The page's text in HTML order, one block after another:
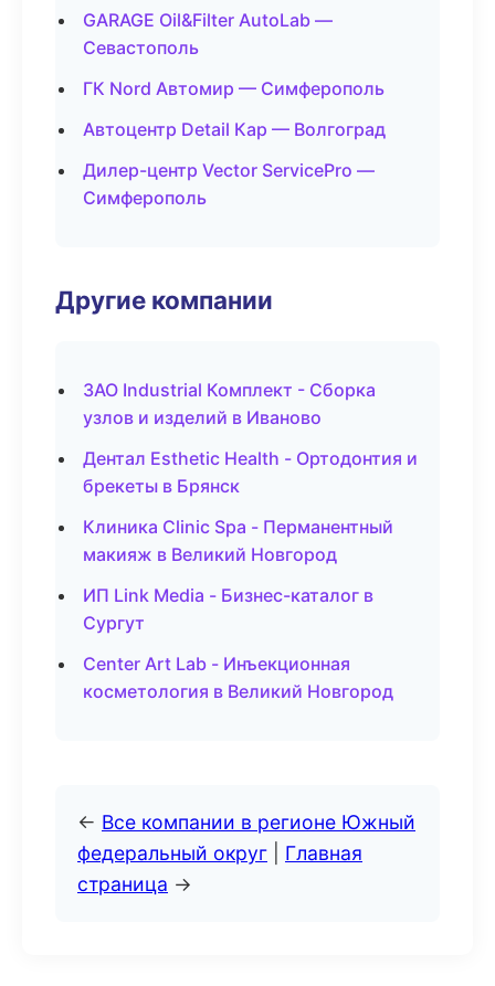
GARAGE Oil&Filter AutoLab —
Севастополь
ГК Nord Автомир — Симферополь
Автоцентр Detail Кар — Волгоград
Дилер-центр Vector ServicePro —
Симферополь
Другие компании
ЗАО Industrial Комплект - Сборка
узлов и изделий в Иваново
Дентал Esthetic Health - Ортодонтия и
брекеты в Брянск
Клиника Clinic Spa - Перманентный
макияж в Великий Новгород
ИП Link Media - Бизнес-каталог в
Сургут
Center Art Lab - Инъекционная
косметология в Великий Новгород
← Все компании в регионе Южный
федеральный округ
Главная
страница →